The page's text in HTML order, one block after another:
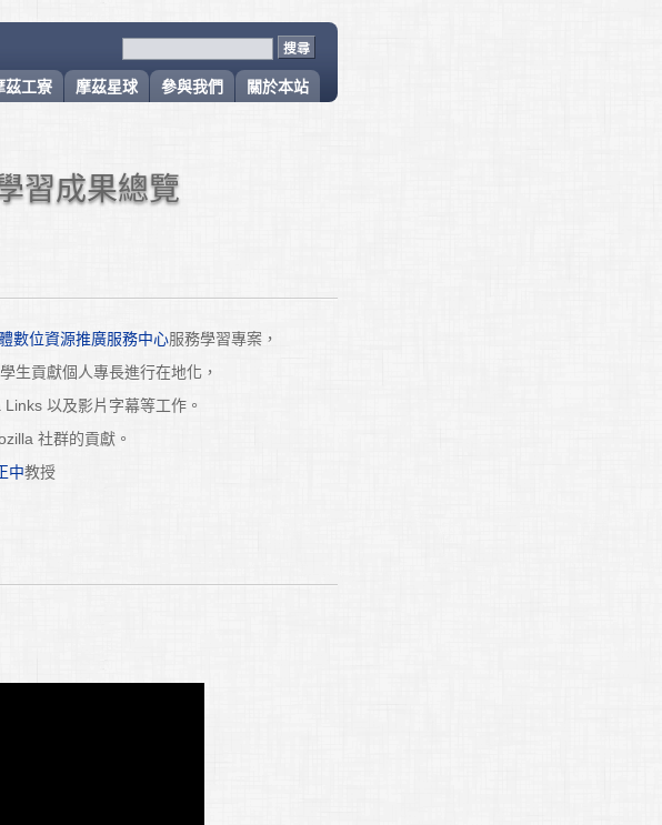
關於本站
參與我們
摩茲星球
茲工寮
習成果總覽
數位資源推廣服務中心服務學習專案，
生貢獻個人專長進行在地化，
以及影片字幕等工作。
社群的貢獻。
中教授